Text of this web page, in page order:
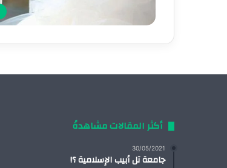
أكثر المقالات مشاهدةً
30/05/2021
جامعة تل أبيب الإسلامية ؟!